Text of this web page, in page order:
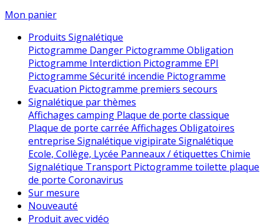
Mon panier
Produits Signalétique
Pictogramme Danger Pictogramme Obligation
Pictogramme Interdiction Pictogramme EPI
Pictogramme Sécurité incendie Pictogramme
Evacuation Pictogramme premiers secours
Signalétique par thèmes
Affichages camping Plaque de porte classique
Plaque de porte carrée Affichages Obligatoires
entreprise Signalétique vigipirate Signalétique
Ecole, Collège, Lycée Panneaux / étiquettes Chimie
Signalétique Transport Pictogramme toilette plaque
de porte Coronavirus
Sur mesure
Nouveauté
Produit avec vidéo